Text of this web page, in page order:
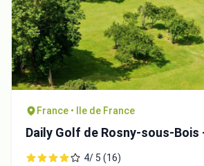
France • Ile de France
Daily Golf de Rosny-sous-Bois
4/ 5 (16)